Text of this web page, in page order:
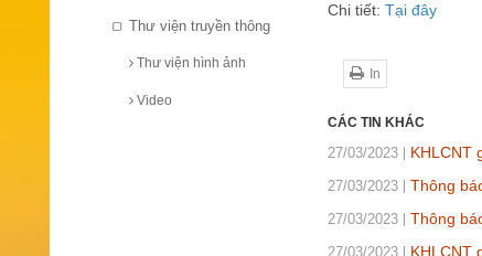
Thư viện truyền thông
Thư viện hình ảnh
Video
Chi tiết: Tại đây
In
CÁC TIN KHÁC
27/03/2023 KHLCNT
27/03/2023 Thông
27/03/2023 Thông
27/03/2023 KHLCNT